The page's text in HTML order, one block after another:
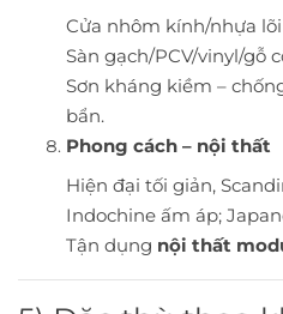
Cửa nhôm kính/nhựa
Sàn gạch/PCV/vinyl/gỗ
Sơn kháng kiềm –
bẩn.
Phong cách – nội thất
Hiện đại tối giản,
Indochine ấm áp;
Tận dụng nội thất